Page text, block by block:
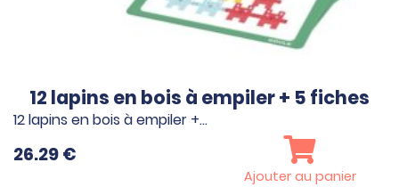
12 lapins en bois à empiler + 5 fiches
12 lapins en bois à empiler +…
26.29€
Ajouter au panier